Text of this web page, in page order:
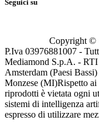
Seguici su
Copyright ©
P.Iva 03976881007 -
Mediamond S.p.A. -
Amsterdam (Paesi
Monzese (MI)Rispetto ai
riprodotti è vietata ogni
sistemi di intelligenza
espresso di utilizzare